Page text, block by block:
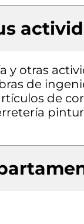
y otras
de
de